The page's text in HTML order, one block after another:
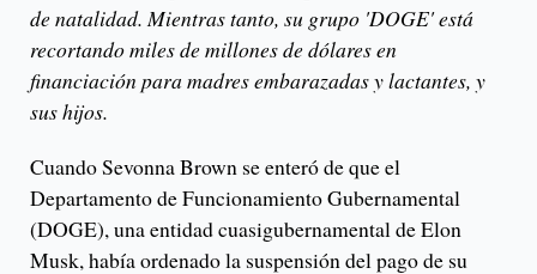
de natalidad. Mientras tanto, su grupo 'DOGE' está
recortando miles de millones de dólares en
financiación para madres embarazadas y lactantes, y
sus hijos.
Cuando Sevonna Brown se enteró de que el
Departamento de Funcionamiento Gubernamental
(DOGE), una entidad cuasigubernamental de Elon
Musk, había ordenado la suspensión del pago de su